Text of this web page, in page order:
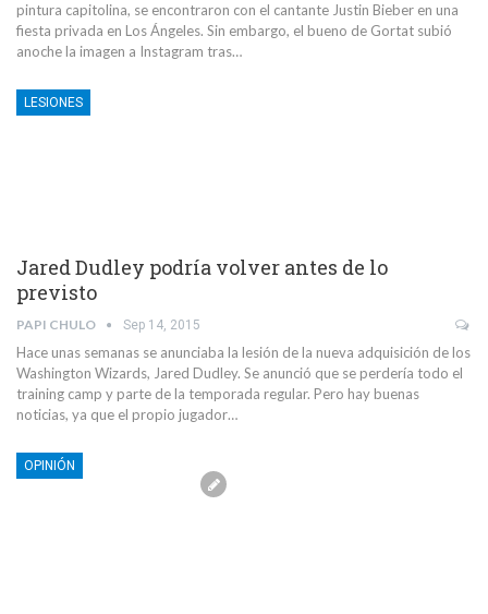
pintura capitolina, se encontraron con el cantante Justin Bieber en una
fiesta privada en Los Ángeles. Sin embargo, el bueno de Gortat subió
anoche la imagen a Instagram tras…
LESIONES
Jared Dudley podría volver antes de lo
previsto
PAPI CHULO Sep 14, 2015
Hace unas semanas se anunciaba la lesión de la nueva adquisición de los
Washington Wizards, Jared Dudley. Se anunció que se perdería todo el
training camp y parte de la temporada regular. Pero hay buenas
noticias, ya que el propio jugador…
OPINIÓN